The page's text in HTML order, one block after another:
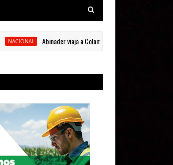
Abinader viaja a Colombia para participar en la toma de